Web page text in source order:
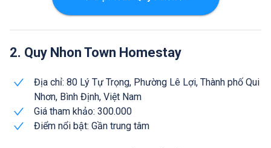
2. Quy Nhon Town Homestay
Địa chỉ: 80 Lý Tự Trọng, Phường Lê Lợi, Thành phố Qui
Nhơn, Bình Định, Việt Nam
Giá tham khảo: 300.000
Điểm nổi bật: Gần trung tâm